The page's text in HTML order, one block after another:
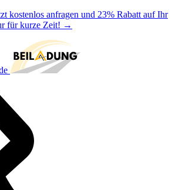
kostenlos anfragen und 23% Rabatt auf Ihr
für kurze Zeit! →